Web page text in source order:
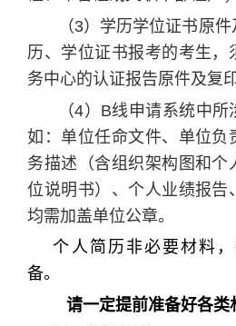
（3）学历学位证书原
历、学位证书报考的考生，
务中心的认证报告原件及复印
（4）B线申请系统中所
如：单位任命文件、单位负
务描述（含组织架构图和个
位说明书）、个人业绩报告
均需加盖单位公章。
个人简历非必要材料
备。
请一定提前准备好各类